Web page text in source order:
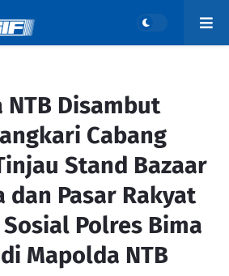
NTB Disambut
Cabang
Stand Bazaar
dan Pasar Rakyat
Polres Bima
Mapolda NTB